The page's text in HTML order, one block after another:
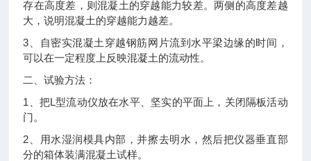
存在高度差，则混凝土的穿越能力较差。两侧的高度差越
大，说明混凝土的穿越能力越差。
3 、自密实混凝土穿越钢筋网片流到水平梁边缘的时间，
可以在一定程度上反映混凝土的流动性。
二、试验方法：
1 、把L型流动仪放在水平、坚实的平面上，关闭隔板活动
门。
2 、用水湿润模具内部，并擦去明水，然后把仪器垂直部
分的箱体装满混凝土试样。